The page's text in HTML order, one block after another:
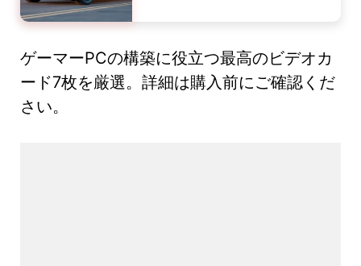
ゲーマーPCの構築に役立つ最高のビデオカ
ード7枚を厳選。詳細は購入前にご確認くだ
さい。